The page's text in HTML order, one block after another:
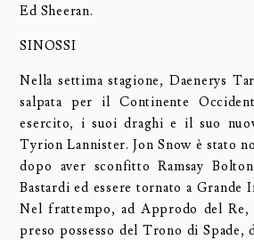
Ed Sheeran.
SINOSSI
Nella settima stagione, Daenerys
salpata per il Continente
esercito, i suoi draghi e il suo
Tyrion Lannister. Jon Snow è stato
dopo aver sconfitto Ramsay
Bastardi ed essere tornato a Grande
Nel frattempo, ad Approdo del Re,
preso possesso del Trono di Spade,